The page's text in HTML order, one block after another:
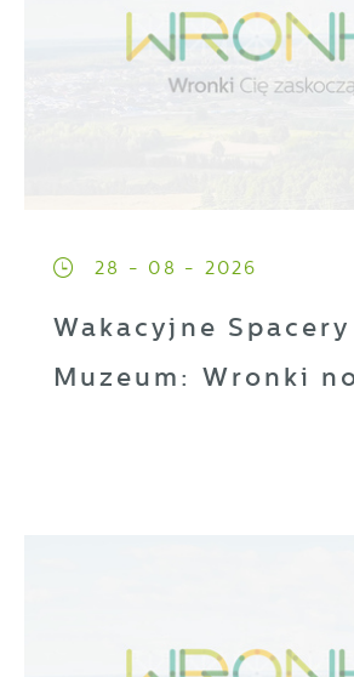
28 - 08 - 2026
Wakacyjne Spacery
Muzeum: Wronki